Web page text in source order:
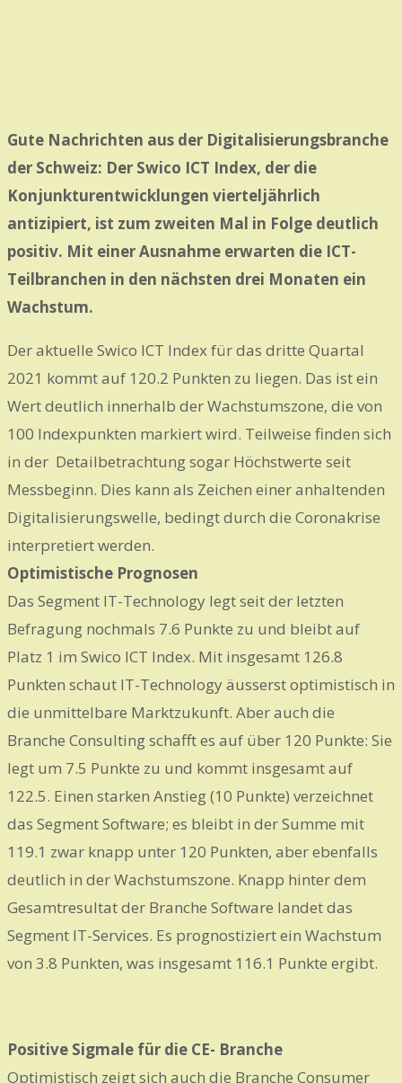
Gute Nachrichten aus der Digitalisierungsbranche
der Schweiz: Der Swico ICT Index, der die
Konjunkturentwicklungen vierteljährlich
antizipiert, ist zum zweiten Mal in Folge deutlich
positiv. Mit einer Ausnahme erwarten die ICT-
Teilbranchen in den nächsten drei Monaten ein
Wachstum.
Der aktuelle Swico ICT Index für das dritte Quartal
2021 kommt auf 120.2 Punkten zu liegen. Das ist ein
Wert deutlich innerhalb der Wachstumszone, die von
100 Indexpunkten markiert wird. Teilweise finden sich
in der Detailbetrachtung sogar Höchstwerte seit
Messbeginn. Dies kann als Zeichen einer anhaltenden
Digitalisierungswelle, bedingt durch die Coronakrise
interpretiert werden.
Optimistische Prognosen
Das Segment IT-Technology legt seit der letzten
Befragung nochmals 7.6 Punkte zu und bleibt auf
Platz 1 im Swico ICT Index. Mit insgesamt 126.8
Punkten schaut IT-Technology äusserst optimistisch in
die unmittelbare Marktzukunft. Aber auch die
Branche Consulting schafft es auf über 120 Punkte: Sie
legt um 7.5 Punkte zu und kommt insgesamt auf
122.5. Einen starken Anstieg (10 Punkte) verzeichnet
das Segment Software; es bleibt in der Summe mit
119.1 zwar knapp unter 120 Punkten, aber ebenfalls
deutlich in der Wachstumszone. Knapp hinter dem
Gesamtresultat der Branche Software landet das
Segment IT-Services. Es prognostiziert ein Wachstum
von 3.8 Punkten, was insgesamt 116.1 Punkte ergibt.
Positive Sigmale für die CE- Branche
Optimistisch zeigt sich auch die Branche Consumer